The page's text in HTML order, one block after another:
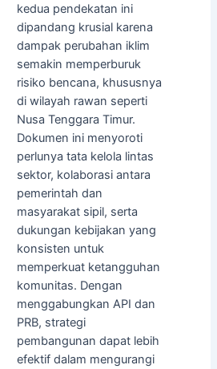
kedua pendekatan ini
dipandang krusial karena
dampak perubahan iklim
semakin memperburuk
risiko bencana, khususnya
di wilayah rawan seperti
Nusa Tenggara Timur.
Dokumen ini menyoroti
perlunya tata kelola lintas
sektor, kolaborasi antara
pemerintah dan
masyarakat sipil, serta
dukungan kebijakan yang
konsisten untuk
memperkuat ketangguhan
komunitas. Dengan
menggabungkan API dan
PRB, strategi
pembangunan dapat lebih
efektif dalam mengurangi